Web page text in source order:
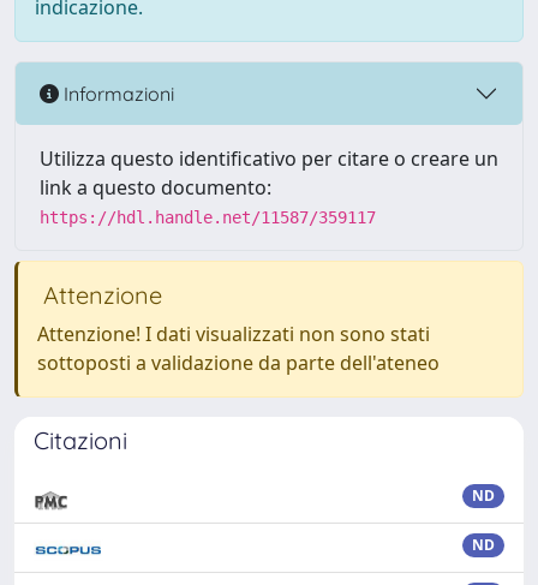
indicazione.
Informazioni
Utilizza questo identificativo per citare o creare un
link a questo documento:
https://hdl.handle.net/11587/359117
Attenzione
Attenzione! I dati visualizzati non sono stati
sottoposti a validazione da parte dell'ateneo
Citazioni
ND
ND